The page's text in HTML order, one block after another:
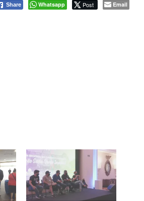
Share Whatsapp Post Email